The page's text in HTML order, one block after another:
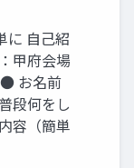
に 自己紹
甲府会場
お名前
段何をし
容（簡単